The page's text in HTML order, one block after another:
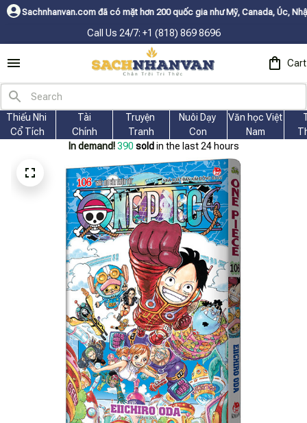
đã có mặt hơn 200 quốc gia như Mỹ, Canada, Úc, Nhật, Hàn, và các
Call Us 24/7: +1 (818) 869 8696
Cart
Thiếu Nhi
Cổ Tích
Tài
Chính
Truyện
Tranh
Nuôi Dạy
Con
Văn học Việt
Nam
In demand! 390 sold in the last 24 hours